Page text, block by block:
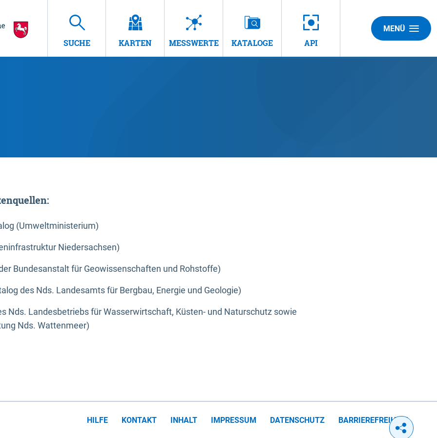
SUCHE KARTEN MESSWERTE KATALOGE API
MENÜ
(Umweltministerium)
Niedersachsen)
Bundesanstalt für Geowissenschaften und Rohstoffe)
des Nds. Landesamts für Bergbau, Energie und Geologie)
Nds. Landesbetriebs für Wasserwirtschaft, Küsten- und Naturschutz sowie
Nds. Wattenmeer)
HILFE KONTAKT INHALT IMPRESSUM DATENSCHUTZ BARRIEREFREIHEIT